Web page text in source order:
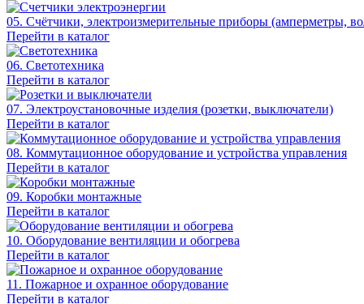
05. Счётчики, электроизмерительные приборы (амперметры,
Перейти в каталог
06. Светотехника
Перейти в каталог
07. Электроустановочные изделия (розетки, выключатели)
Перейти в каталог
08. Коммутационное оборудование и устройства управления
Перейти в каталог
09. Коробки монтажные
Перейти в каталог
10. Оборудование вентиляции и обогрева
Перейти в каталог
11. Пожарное и охранное оборудование
Перейти в каталог